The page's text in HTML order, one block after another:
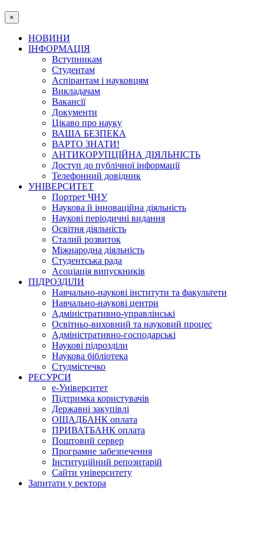
×
НОВИНИ
ІНФОРМАЦІЯ
Вступникам
Студентам
Аспірантам і науковцям
Викладачам
Вакансії
Документи
Цікаво про науку
ВАША БЕЗПЕКА
ВАРТО ЗНАТИ!
АНТИКОРУПЦІЙНА ДІЯЛЬНІСТЬ
Доступ до публічної інформації
Телефонний довідник
УНІВЕРСИТЕТ
Портрет ЧНУ
Наукова й інноваційна діяльність
Наукові періодичні видання
Освітня діяльність
Сталий розвиток
Міжнародна діяльність
Студентська рада
Асоціація випускників
ПІДРОЗДІЛИ
Навчально-наукові інститути та факультети
Навчально-наукові центри
Адміністративно-управлінські
Освітньо-виховний та науковий процес
Адміністративно-господарські
Наукові підрозділи
Наукова бібліотека
Студмістечко
РЕСУРСИ
е-Університет
Підтримка користувачів
Державні закупівлі
ОЩАДБАНК оплата
ПРИВАТБАНК оплата
Поштовий сервер
Програмне забезпечення
Інституційний репозитарій
Сайти університету
Запитати у ректора